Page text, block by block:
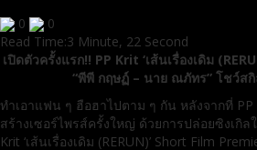
0
0
Read Time:3 Minute, 22 Second
เปิดตัวครั้งแรก!! PP Krit ‘เส้นเรื่องเดิม
“พีพี กฤษฏ์ – นาย ณภัทร” โชว์ส
ทำเอาแฟน ๆ ฮือฮาไปตาม ๆ กัน หลังจากที่ PP
สร้างเซอร์ไพรส์ครั้งใหญ่ ด้วยการปล่อยซิงเกิ
Krit ‘เส้นเรื่องเดิม (RERUN)’ Short Film